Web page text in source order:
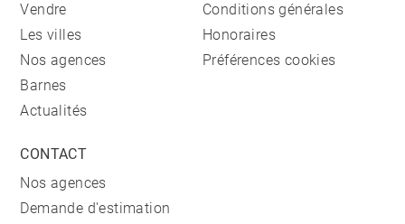
Vendre
Les villes
Nos agences
Barnes
Actualités
Conditions générales
Honoraires
Préférences cookies
CONTACT
Nos agences
Demande d'estimation